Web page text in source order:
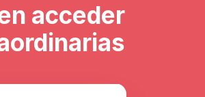
acceder